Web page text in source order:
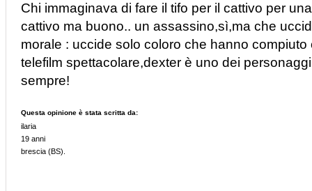
Chi immaginava di fare il tifo per il cattivo per
cattivo ma buono.. un assassino,sì,ma che
morale : uccide solo coloro che hanno compiuto
telefilm spettacolare,dexter è uno dei
sempre!
Questa opinione è stata scritta da:
ilaria
19 anni
brescia (BS).